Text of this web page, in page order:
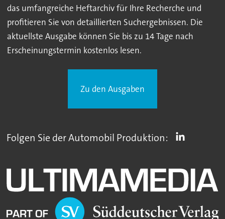
das umfangreiche Heftarchiv für Ihre Recherche und
profitieren Sie von detaillierten Suchergebnissen. Die
aktuellste Ausgabe können Sie bis zu 14 Tage nach
Erscheinungstermin kostenlos lesen.
Zu den Ausgaben
Folgen Sie der Automobil Produktion: